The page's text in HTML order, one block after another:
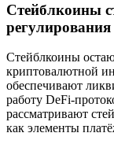
Стейблкоины
регулирования
Стейблкоины
криптовалютной
обеспечивают
работу DeFi-
рассматривают
как элементы